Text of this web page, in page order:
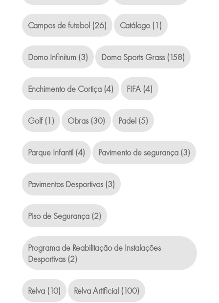
Campos de futebol(26) Catálogo(1)
Domo Infinitum(3) Domo Sports Grass(158)
Enchimento de Cortiça(4) FIFA(4)
Golf(1) Obras(30) Padel(5)
Parque Infantil(4) Pavimento de segurança(3)
Pavimentos Desportivos(3)
Piso de Segurança(2)
Programa de Reabilitação de Instalações
Desportivas(2)
Relva(10) Relva Artificial(100)